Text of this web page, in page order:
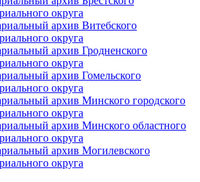
округа
архив Витебского
округа
архив Гродненского
округа
архив Гомельского
округа
архив Минского городского
округа
архив Минского областного
округа
архив Могилевского
округа